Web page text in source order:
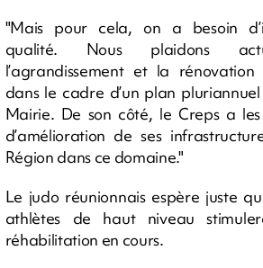
"Mais pour cela, on a besoin
qualité. Nous plaidons
l’agrandissement et la
dans le cadre d’un plan
Mairie. De son côté, le Creps a
d’amélioration de ses
Région dans ce domaine."
Le judo réunionnais espère juste
athlètes de haut niveau
réhabilitation en cours.